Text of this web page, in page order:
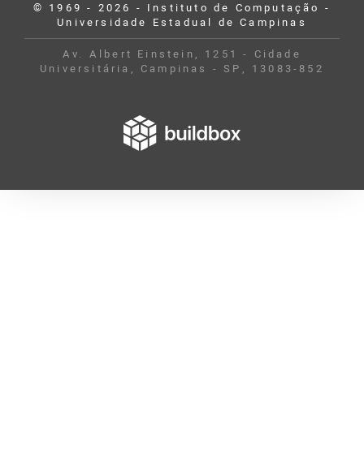
© 1969 - 2026 - Instituto de Computação -
Universidade Estadual de Campinas
Av. Albert Einstein, 1251 - Cidade
Universitária, Campinas - SP, 13083-852